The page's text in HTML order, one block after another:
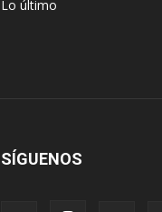
Lo último
SÍGUENOS